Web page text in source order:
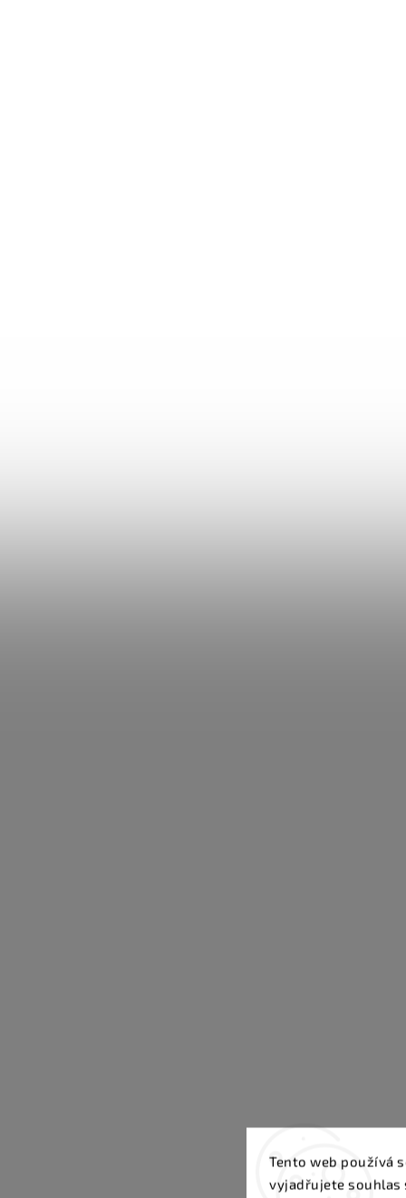
Tento web používá
vyjadřujete souhlas